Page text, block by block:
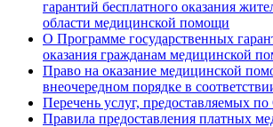
гарантий бесплатного оказания
области медицинской помощи
О Программе государственных
оказания гражданам медицинской
Право на оказание медицинской
внеочередном порядке в
Перечень услуг, предоставляемых
Правила предоставления платных